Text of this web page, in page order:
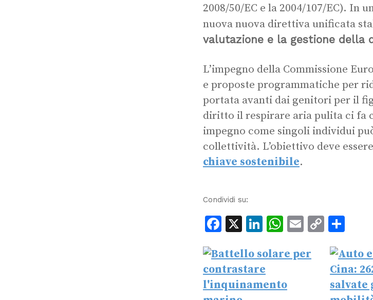
2008/50/EC e la 2004/107/EC). In
nuova nuova direttiva unificata
valutazione e la gestione della
L’impegno della Commissione
e proposte programmatiche per
portata avanti dai genitori per il
diritto il respirare aria pulita ci fa
impegno come singoli individui
collettività. L’obiettivo deve
chiave sostenibile.
Condividi su:
Facebook
X LinkedIn
WhatsApp
Email
Copy